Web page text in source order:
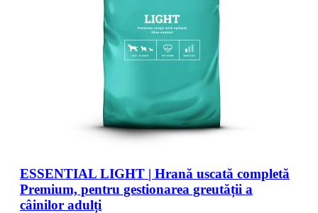
ESSENTIAL LIGHT | Hrană uscată completă
Premium, pentru gestionarea greutății a
câinilor adulți